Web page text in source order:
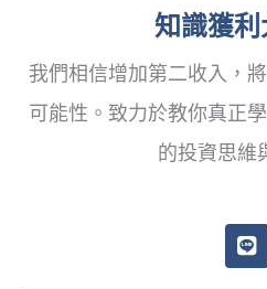
知識獲
我們相信增加第二收入，
可能性。致力於教你真正
的投資思維
L
i